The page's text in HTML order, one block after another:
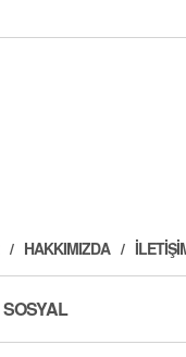
HAKKIMIZDA
SOSYAL